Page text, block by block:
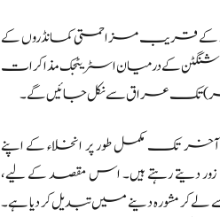
2009 میں بغداد کے ہوائی اڈے کے قریب مزاحمتی کمانڈروں کے
کے درمیان اسٹریٹجک مذاکرات
تک مکمل طور پر انخلاء کے اپنے
دیتے رہتے ہیں۔ اس مقصد کے لیے،
مشورہ دینے میں تبدیل کر دیا ہے۔